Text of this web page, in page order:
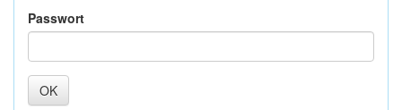
Passwort
OK